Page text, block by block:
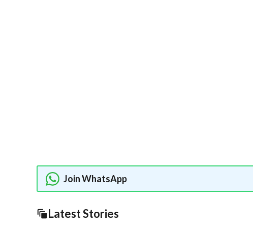
Join WhatsApp
Latest Stories